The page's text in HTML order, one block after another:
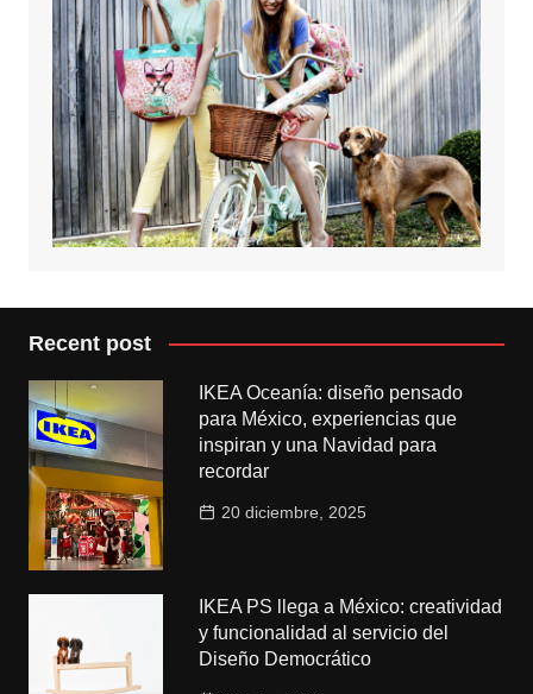
Recent post
IKEA Oceanía: diseño pensado
para México, experiencias que
inspiran y una Navidad para
recordar
20 diciembre, 2025
IKEA PS llega a México: creatividad
y funcionalidad al servicio del
Diseño Democrático